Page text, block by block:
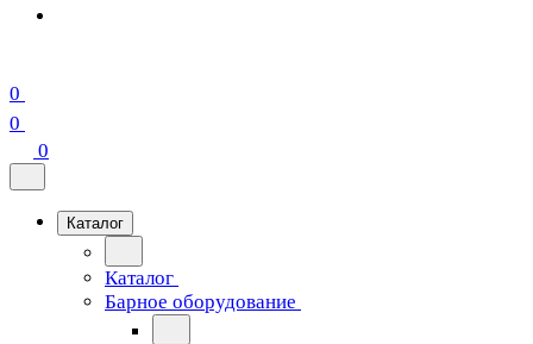
0
0
0
Каталог
Каталог
Барное оборудование